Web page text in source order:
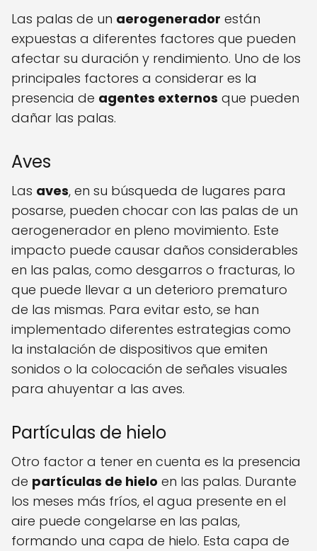
Las palas de un aerogenerador están
expuestas a diferentes factores que pueden
afectar su duración y rendimiento. Uno de los
principales factores a considerar es la
presencia de agentes externos que pueden
dañar las palas.
Aves
Las aves, en su búsqueda de lugares para
posarse, pueden chocar con las palas de un
aerogenerador en pleno movimiento. Este
impacto puede causar daños considerables
en las palas, como desgarros o fracturas, lo
que puede llevar a un deterioro prematuro
de las mismas. Para evitar esto, se han
implementado diferentes estrategias como
la instalación de dispositivos que emiten
sonidos o la colocación de señales visuales
para ahuyentar a las aves.
Partículas de hielo
Otro factor a tener en cuenta es la presencia
de partículas de hielo en las palas. Durante
los meses más fríos, el agua presente en el
aire puede congelarse en las palas,
formando una capa de hielo. Esta capa de